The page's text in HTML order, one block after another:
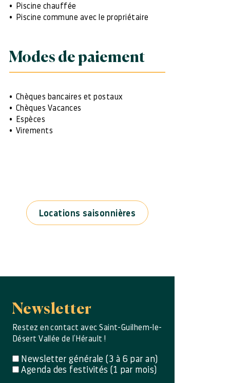
Piscine chauffée
Piscine commune avec le propriétaire
Modes de paiement
Chèques bancaires et postaux
Chèques Vacances
Espèces
Virements
Locations saisonnières
Newsletter
Restez en contact avec Saint-Guilhem-le-
Désert Vallée de l’Hérault !
Newsletter générale (3 à 6 par an)
Agenda des festivités (1 par mois)